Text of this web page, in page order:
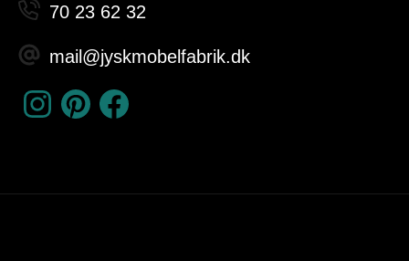
70 23 62 32
mail@jyskmobelfabrik.dk